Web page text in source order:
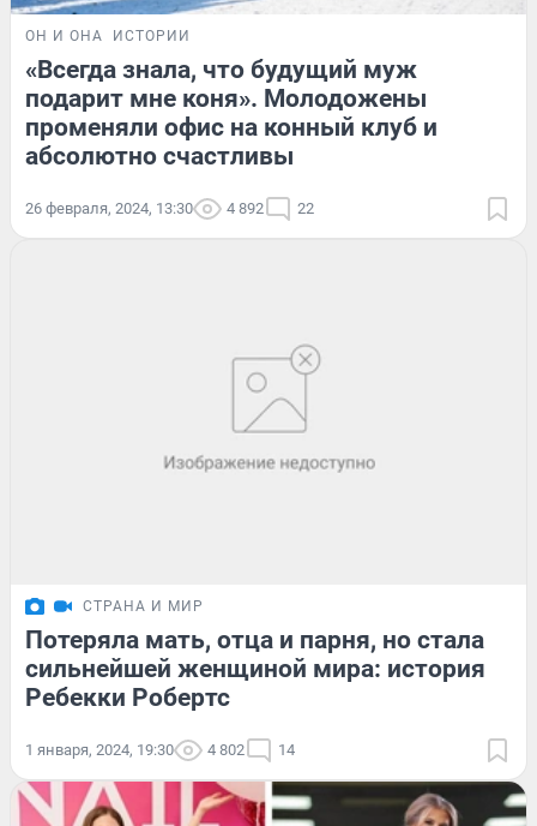
ОН И ОНА ИСТОРИИ
«Всегда знала, что будущий муж
подарит мне коня». Молодожены
променяли офис на конный клуб и
абсолютно счастливы
26 февраля, 2024, 13:30 4 892 22
СТРАНА И МИР
Потеряла мать, отца и парня, но стала
сильнейшей женщиной мира: история
Ребекки Робертс
1 января, 2024, 19:30 4 802 14